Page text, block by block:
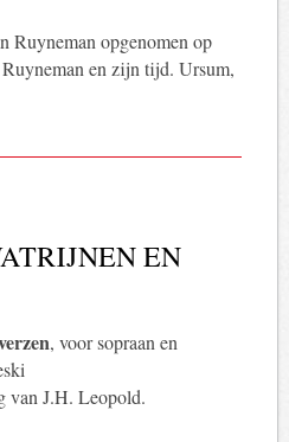
Ruyneman opgenomen op
en zijn tijd. Ursum,
EN
, voor sopraan en
van J.H. Leopold.